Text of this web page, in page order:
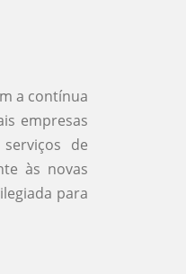
a contínua
empresas
de
às novas
para